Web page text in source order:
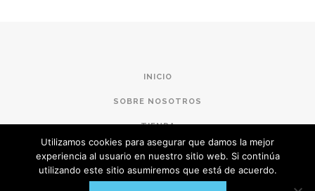
INICIO
SOBRE NOSOTROS
TIENDA
CONDICIONES DE COMPRA
POLÍTICA DE PRIVACIDAD
Utilizamos cookies para asegurar que damos la mejor
experiencia al usuario en nuestro sitio web. Si continúa
utilizando este sitio asumiremos que está de acuerdo.